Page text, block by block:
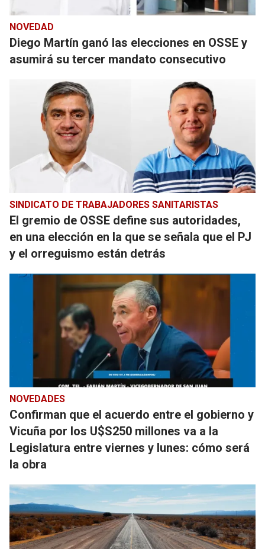
NOVEDAD
Diego Martín ganó las elecciones en OSSE y
asumirá su tercer mandato consecutivo
SINDICATO DE TRABAJADORES SANITARISTAS
El gremio de OSSE define sus autoridades,
en una elección en la que se señala que el PJ
y el orreguismo están detrás
NOVEDADES
Confirman que el acuerdo entre el gobierno y
Vicuña por los U$S250 millones va a la
Legislatura entre viernes y lunes: cómo será
la obra